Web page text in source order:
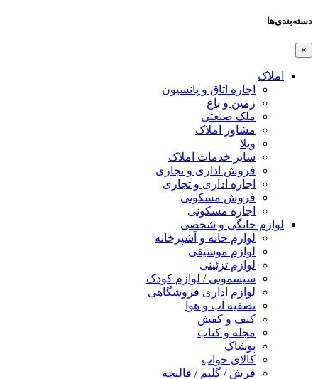
دسته‌بندی‌ها
×
املاک
اجاره اتاق و پانسیون
زمین و باغ
ملک صنعتی
مشاور املاک
ویلا
سایر خدمات املاک
فروش اداری و تجاری
اجاره اداری و تجاری
فروش مسکونی
اجاره مسکونی
لوازم خانگی و شخصی
لوازم خانه و آشپزخانه
لوازم موسیقی
لوازم تزئینی
سیسمونی / لوازم کودک
لوازم اداری فروشگاهی
تصفیه آب و هوا
کیف و کفش
مجله و کتاب
پوشاک
کالای خواب
فرش / گلیم / قالیچه